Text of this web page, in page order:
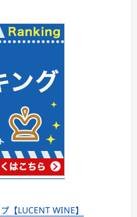
【LUCENT WINE】